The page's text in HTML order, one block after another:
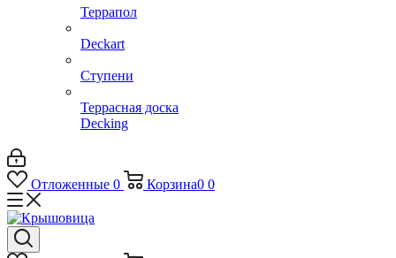
Террапол
Deckart
Ступени
Террасная доска
Decking
Отложенные 0 Корзина0 0